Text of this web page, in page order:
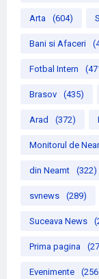
Arta (604)
Bani si Afaceri
Fotbal Intern
Brasov (435)
Arad (372)
Monitorul de
din Neamt (322)
svnews (289)
Suceava News
Prima pagina
Evenimente